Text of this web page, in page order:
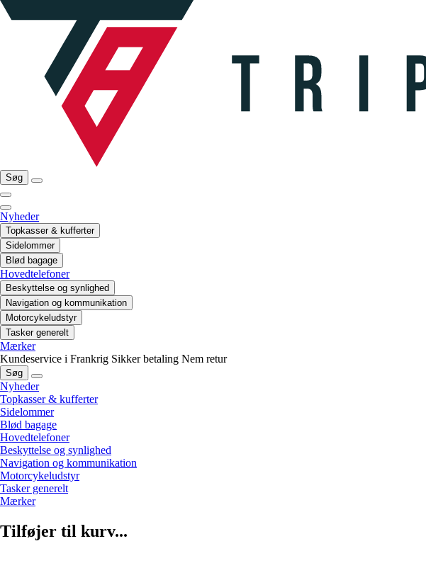
Søg
Nyheder
Topkasser & kufferter
Sidelommer
Blød bagage
Hovedtelefoner
Beskyttelse og synlighed
Navigation og kommunikation
Motorcykeludstyr
Tasker generelt
Mærker
Kundeservice i Frankrig Sikker betaling Nem retur
Søg
Nyheder
Topkasser & kufferter
Sidelommer
Blød bagage
Hovedtelefoner
Beskyttelse og synlighed
Navigation og kommunikation
Motorcykeludstyr
Tasker generelt
Mærker
Tilføjer til kurv...